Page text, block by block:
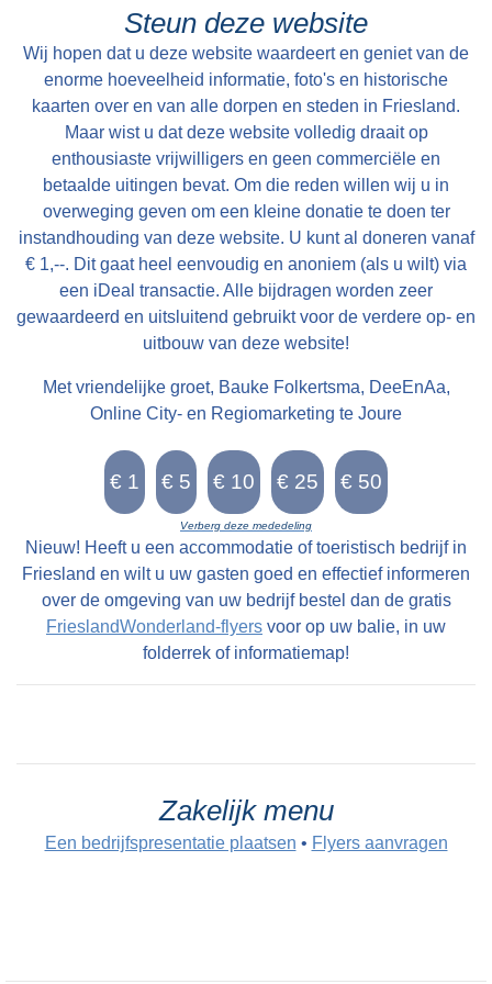
Elke oudejaarsdag komen dorpsbewoners bij
elkaar rondom de klokkenstoel om beurtelings
hangend aan het touw het oude jaar uit te
luiden. Als je op het juiste tijdstip rond de kerk
wandelt, is de klok op de hele en halve uren te
horen met zijn mooie vérdragende klank.
Steun deze website
Wij hopen dat u deze website waardeert en geniet van de
enorme hoeveelheid informatie, foto's en historische
kaarten over en van alle dorpen en steden in Friesland.
Maar wist u dat deze website volledig draait op
enthousiaste vrijwilligers en geen commerciële en
betaalde uitingen bevat. Om die reden willen wij u in
overweging geven om een kleine donatie te doen ter
instandhouding van deze website. U kunt al doneren vanaf
€ 1,--. Dit gaat heel eenvoudig en anoniem (als u wilt) via
een iDeal transactie. Alle bijdragen worden zeer
gewaardeerd en uitsluitend gebruikt voor de verdere op- en
uitbouw van deze website!
Met vriendelijke groet, Bauke Folkertsma, DeeEnAa,
Online City- en Regiomarketing te Joure
Verberg deze mededeling
Nieuw! Heeft u een accommodatie of toeristisch bedrijf in
Friesland en wilt u uw gasten goed en effectief informeren
over de omgeving van uw bedrijf bestel dan de gratis
FrieslandWonderland-flyers voor op uw balie, in uw
folderrek of informatiemap!
Zakelijk menu
Een bedrijfspresentatie plaatsen • Flyers aanvragen